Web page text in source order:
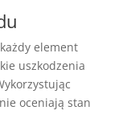
element
uszkodzenia
oceniają stan